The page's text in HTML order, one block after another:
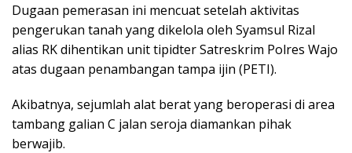
Dugaan pemerasan ini mencuat setelah aktivitas
pengerukan tanah yang dikelola oleh Syamsul Rizal
alias RK dihentikan unit tipidter Satreskrim Polres Wajo
atas dugaan penambangan tampa ijin (PETI).
Akibatnya, sejumlah alat berat yang beroperasi di area
tambang galian C jalan seroja diamankan pihak
berwajib.